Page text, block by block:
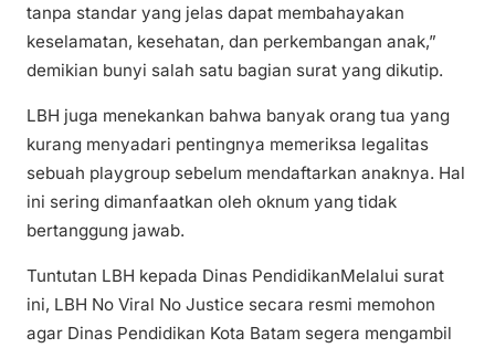
tanpa standar yang jelas dapat membahayakan
keselamatan, kesehatan, dan perkembangan anak,”
demikian bunyi salah satu bagian surat yang dikutip.
LBH juga menekankan bahwa banyak orang tua yang
kurang menyadari pentingnya memeriksa legalitas
sebuah playgroup sebelum mendaftarkan anaknya. Hal
ini sering dimanfaatkan oleh oknum yang tidak
bertanggung jawab.
Tuntutan LBH kepada Dinas PendidikanMelalui surat
ini, LBH No Viral No Justice secara resmi memohon
agar Dinas Pendidikan Kota Batam segera mengambil